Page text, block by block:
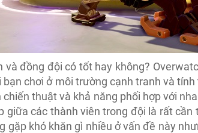
và đồng đội có tốt hay không?
chơi ở môi trường cạnh tranh và
thuật và khả năng phối hợp với
giữa các thành viên trong đội là rất cần
gặp khó khăn gì nhiều ở vấn đề này